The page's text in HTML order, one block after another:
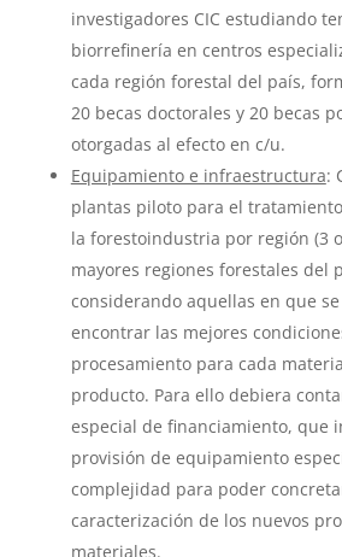
investigadores CIC estudiando
biorrefinería en centros
cada región forestal del país,
20 becas doctorales y 20 becas
otorgadas al efecto en c/u.
Equipamiento e infraestructura:
plantas piloto para el
la forestoindustria por región (3
mayores regiones forestales del
considerando aquellas en que
encontrar las mejores
procesamiento para cada
producto. Para ello debiera
especial de financiamiento, que
provisión de equipamiento
complejidad para poder
caracterización de los nuevos
materiales.